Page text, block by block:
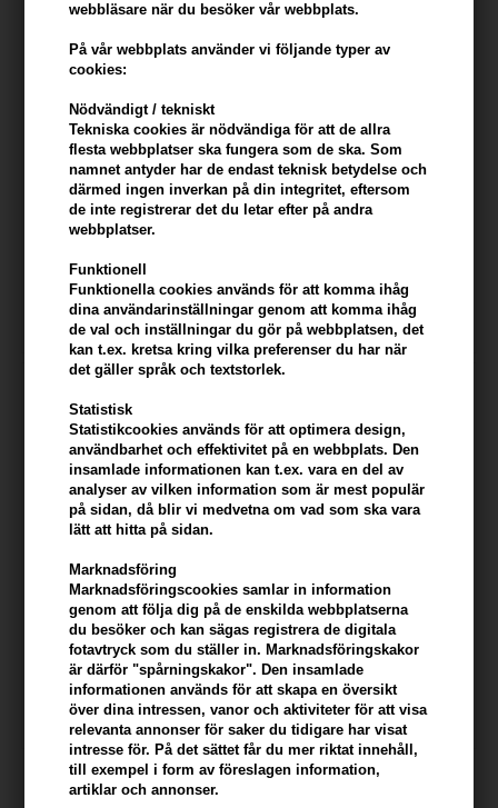
webbläsare när du besöker vår webbplats.
På vår webbplats använder vi följande typer av
cookies:
Nödvändigt / tekniskt
Tekniska cookies är nödvändiga för att de allra
flesta webbplatser ska fungera som de ska. Som
namnet antyder har de endast teknisk betydelse och
därmed ingen inverkan på din integritet, eftersom
de inte registrerar det du letar efter på andra
webbplatser.
Funktionell
Funktionella cookies används för att komma ihåg
dina användarinställningar genom att komma ihåg
de val och inställningar du gör på webbplatsen, det
kan t.ex. kretsa kring vilka preferenser du har när
det gäller språk och textstorlek.
Statistisk
Statistikcookies används för att optimera design,
användbarhet och effektivitet på en webbplats. Den
insamlade informationen kan t.ex. vara en del av
analyser av vilken information som är mest populär
på sidan, då blir vi medvetna om vad som ska vara
lätt att hitta på sidan.
Marknadsföring
Marknadsföringscookies samlar in information
genom att följa dig på de enskilda webbplatserna
du besöker och kan sägas registrera de digitala
fotavtryck som du ställer in. Marknadsföringskakor
är därför "spårningskakor". Den insamlade
informationen används för att skapa en översikt
över dina intressen, vanor och aktiviteter för att visa
relevanta annonser för saker du tidigare har visat
intresse för. På det sättet får du mer riktat innehåll,
till exempel i form av föreslagen information,
artiklar och annonser.
Prada Luna Rossa Eau de
Ej i lager
Prada L'Homme Aftershave
Balm 125ml
Ej i lager
Prada L'Homme L'Eau Eau de
Toilette 50ml
Ej i lager